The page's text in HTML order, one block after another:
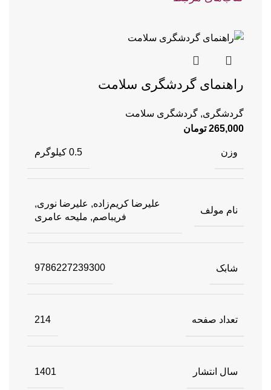
راهنمای گردشگری سلامت
گردشگری, گردشگری سلامت
265,000 تومان
وزن 0.5 کیلوگرم
نام مولف
علیرضا کریم‌زاده, علیرضا نوری,
فریباصم, ملیحه عامری
شابک 9786227239300
تعداد صفحه 214
سال انتشار 1401